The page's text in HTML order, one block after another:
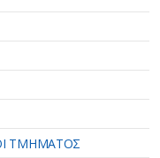
ΤΜΗΜΑΤΟΣ